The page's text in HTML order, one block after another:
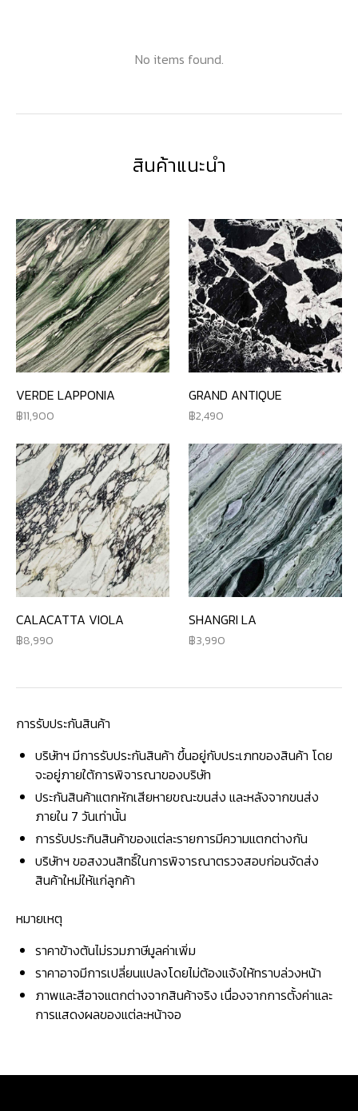
No items found.
สินค้าแนะนำ
VERDE LAPPONIA
11,900
GRAND ANTIQUE
2,490
CALACATTA VIOLA
8,990
SHANGRI LA
3,990
การรับประกันสินค้า
บริษัทฯ มีการรับประกันสินค้า ขึ้นอยู่กับประเภทของสินค้า โดย
จะอยู่ภายใต้การพิจารณาของบริษัท
ประกันสินค้าแตกหักเสียหายขณะขนส่ง และหลังจากขนส่ง
ภายใน 7 วันเท่านั้น
การรับประกินสินค้าของแต่ละรายการมีความแตกต่างกัน
บริษัทฯ ขอสงวนสิทธิ์ในการพิจารณาตรวจสอบก่อนจัดส่ง
สินค้าใหม่ให้แก่ลูกค้า
หมายเหตุ
ราคาข้างต้นไม่รวมภาษีมูลค่าเพิ่ม
ราคาอาจมีการเปลี่ยนแปลงโดยไม่ต้องแจ้งให้ทราบล่วงหน้า
ภาพและสีอาจแตกต่างจากสินค้าจริง เนื่องจากการตั้งค่าและ
การแสดงผลของแต่ละหน้าจอ